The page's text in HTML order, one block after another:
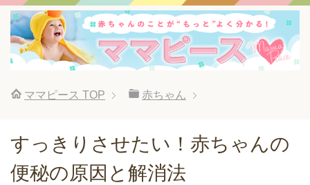
ママピース TOP 赤ちゃん
すっきりさせたい！赤ちゃんの
便秘の原因と解消法